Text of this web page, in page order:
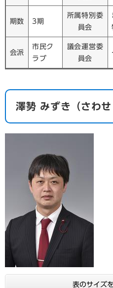
期数 3期
所属特別委
員会
会派
市民ク
ラブ
議会運営委
員会
​澤㔟 みずき （さわ
表のサイズ